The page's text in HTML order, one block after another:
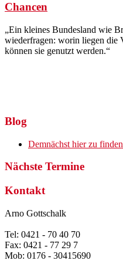
Chancen
„Ein kleines Bundesland wie
wiederfragen: worin liegen die
können sie genutzt werden.“
Blog
Demnächst hier zu
Nächste Termine
Kontakt
Arno Gottschalk
Tel: 0421 - 70 40 70
Fax: 0421 - 77 29 7
Mob: 0176 - 30415690